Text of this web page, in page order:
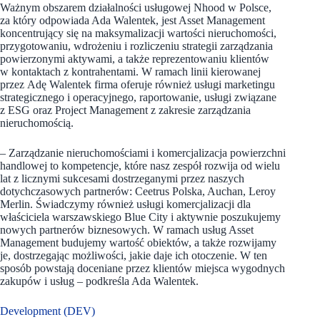
Ważnym obszarem działalności usługowej Nhood w Polsce,
za który odpowiada Ada Walentek, jest Asset Management
koncentrujący się na maksymalizacji wartości nieruchomości,
przygotowaniu, wdrożeniu i rozliczeniu strategii zarządzania
powierzonymi aktywami, a także reprezentowaniu klientów
w kontaktach z kontrahentami. W ramach linii kierowanej
przez Adę Walentek firma oferuje również usługi marketingu
strategicznego i operacyjnego, raportowanie, usługi związane
z ESG oraz Project Management z zakresie zarządzania
nieruchomością.
– Zarządzanie nieruchomościami i komercjalizacja powierzchni
handlowej to kompetencje, które nasz zespół rozwija od wielu
lat z licznymi sukcesami dostrzeganymi przez naszych
dotychczasowych partnerów: Ceetrus Polska, Auchan, Leroy
Merlin. Świadczymy również usługi komercjalizacji dla
właściciela warszawskiego Blue City i aktywnie poszukujemy
nowych partnerów biznesowych. W ramach usług Asset
Management budujemy wartość obiektów, a także rozwijamy
je, dostrzegając możliwości, jakie daje ich otoczenie. W ten
sposób powstają doceniane przez klientów miejsca wygodnych
zakupów i usług – podkreśla Ada Walentek.
Development (DEV)